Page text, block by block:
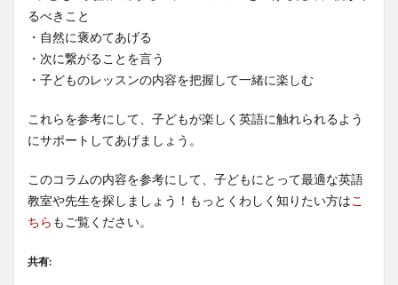
るべきこと
・自然に褒めてあげる
・次に繋がることを言う
・子どものレッスンの内容を把握して一緒に楽しむ
これらを参考にして、子どもが楽しく英語に触れられるよう
にサポートしてあげましょう。
このコラムの内容を参考にして、子どもにとって最適な英語
教室や先生を探しましょう！もっとくわしく知りたい方はこ
ちら もご覧ください。
共有: